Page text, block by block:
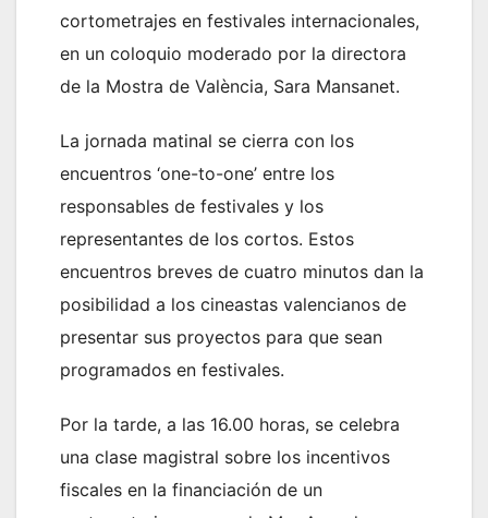
cortometrajes en festivales internacionales,
en un coloquio moderado por la directora
de la Mostra de València, Sara Mansanet.
La jornada matinal se cierra con los
encuentros ‘one-to-one’ entre los
responsables de festivales y los
representantes de los cortos. Estos
encuentros breves de cuatro minutos dan la
posibilidad a los cineastas valencianos de
presentar sus proyectos para que sean
programados en festivales.
Por la tarde, a las 16.00 horas, se celebra
una clase magistral sobre los incentivos
fiscales en la financiación de un